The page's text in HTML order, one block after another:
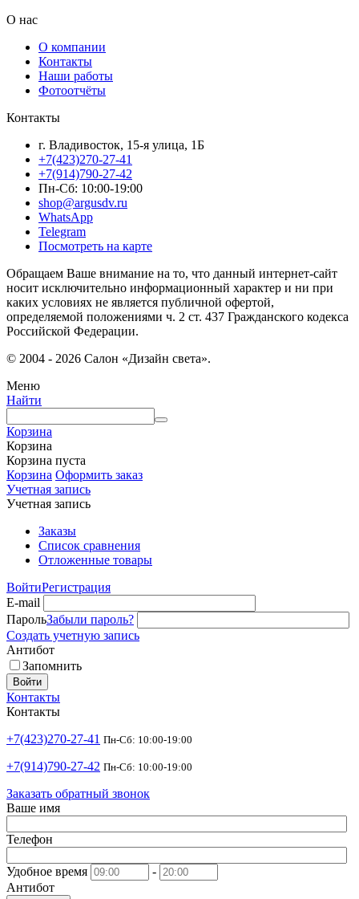
О нас
О компании
Контакты
Наши работы
Фотоотчёты
Контакты
г. Владивосток, 15-я улица, 1Б
+7(423)270-27-41
+7(914)790-27-42
Пн-Сб: 10:00-19:00
shop@argusdv.ru
WhatsApp
Telegram
Посмотреть на карте
Обращаем Ваше внимание на то, что данный интернет-сайт
носит исключительно информационный характер и ни при
каких условиях не является публичной офертой,
определяемой положениями ч. 2 ст. 437 Гражданского кодекса
Российской Федерации.
© 2004 - 2026 Салон «Дизайн света».
Меню
Найти
Корзина
Корзина
Корзина пуста
Корзина Оформить заказ
Учетная запись
Учетная запись
Заказы
Список сравнения
Отложенные товары
ВойтиРегистрация
E-mail
ПарольЗабыли пароль?
Создать учетную запись
Антибот
Запомнить
Войти
Контакты
Контакты
+7(423)270-27-41 Пн-Сб: 10:00-19:00
+7(914)790-27-42 Пн-Сб: 10:00-19:00
Заказать обратный звонок
Ваше имя
Телефон
Удобное время
-
Антибот